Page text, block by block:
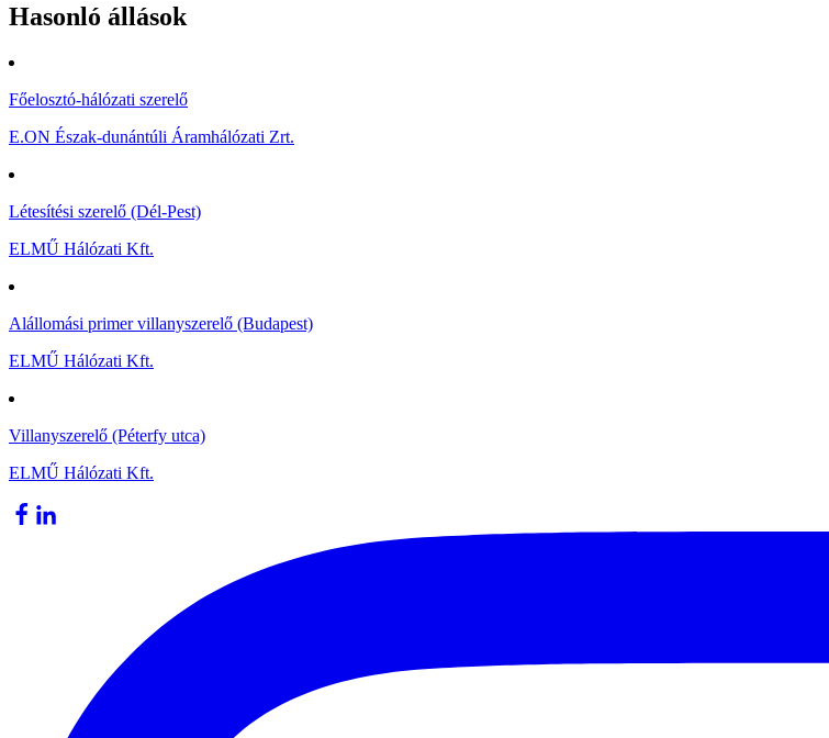
Hasonló állások
Főelosztó-hálózati szerelő
E.ON Észak-dunántúli Áramhálózati Zrt.
Létesítési szerelő (Dél-Pest)
ELMŰ Hálózati Kft.
Alállomási primer villanyszerelő (Budapest)
ELMŰ Hálózati Kft.
Villanyszerelő (Péterfy utca)
ELMŰ Hálózati Kft.